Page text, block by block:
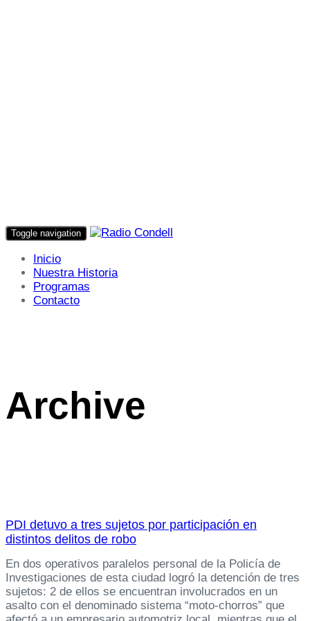
Toggle navigation
Inicio
Nuestra Historia
Programas
Contacto
Archive
PDI detuvo a tres sujetos por participación en
distintos delitos de robo
En dos operativos paralelos personal de la Policía de
Investigaciones de esta ciudad logró la detención de tres
sujetos: 2 de ellos se encuentran involucrados en un
asalto con el denominado sistema “moto-chorros” que